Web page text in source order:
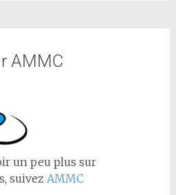
AMMC
un peu plus sur
suivez AMMC